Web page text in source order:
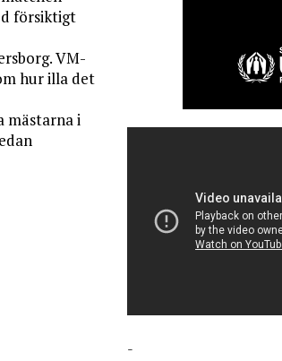
försiktigt
VM-
hur illa det
mästarna i
-